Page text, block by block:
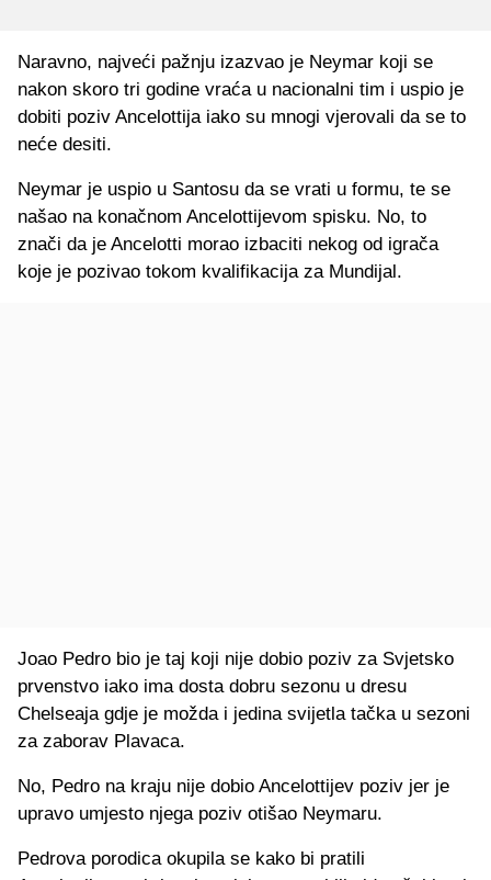
Naravno, najveći pažnju izazvao je Neymar koji se
nakon skoro tri godine vraća u nacionalni tim i uspio je
dobiti poziv Ancelottija iako su mnogi vjerovali da se to
neće desiti.
Neymar je uspio u Santosu da se vrati u formu, te se
našao na konačnom Ancelottijevom spisku. No, to
znači da je Ancelotti morao izbaciti nekog od igrača
koje je pozivao tokom kvalifikacija za Mundijal.
Joao Pedro bio je taj koji nije dobio poziv za Svjetsko
prvenstvo iako ima dosta dobru sezonu u dresu
Chelseaja gdje je možda i jedina svijetla tačka u sezoni
za zaborav Plavaca.
No, Pedro na kraju nije dobio Ancelottijev poziv jer je
upravo umjesto njega poziv otišao Neymaru.
Pedrova porodica okupila se kako bi pratili